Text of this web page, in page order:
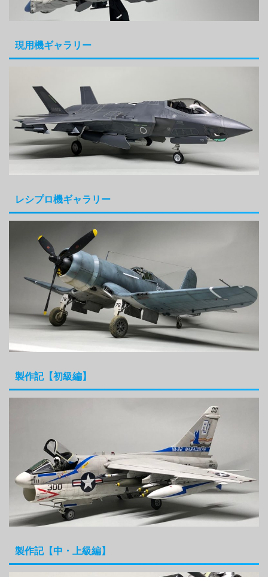
現用機ギャラリー
レシプロ機ギャラリー
製作記【初級編】
製作記【中・上級編】